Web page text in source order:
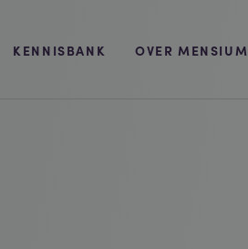
KENNISBANK OVER MENSIUM